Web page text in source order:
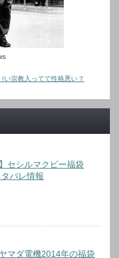
い宗教入ってて性格悪い？
セシルマクビー福袋
バレ情報
ヤマダ電機2014年の福袋